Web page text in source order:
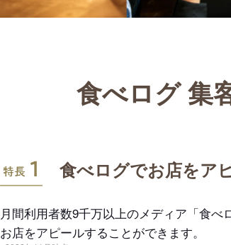
食べログ 集
特長1
食べログでお店をア
月間利用者数9千万以上のメディア「食べ
お店をアピールすることができます。